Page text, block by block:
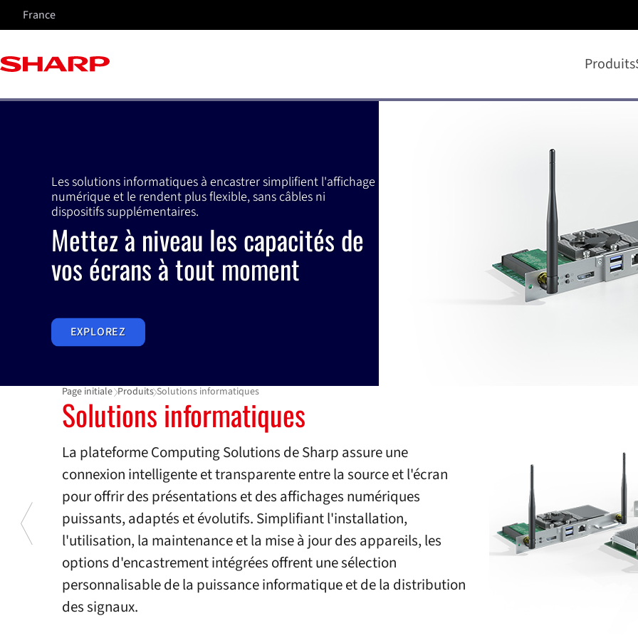
Produits
France
Les solutions informatiques à encastrer simplifient l'affichage
numérique et le rendent plus flexible, sans câbles ni
dispositifs supplémentaires.
Mettez à niveau les capacités de
vos écrans à tout moment
EXPLOREZ
Page initiale Produits Solutions informatiques
Solutions informatiques
Previous
Solutions informatiques
La plateforme Computing Solutions de Sharp assure une
connexion intelligente et transparente entre la source et l'écran
pour offrir des présentations et des affichages numériques
puissants, adaptés et évolutifs. Simplifiant l'installation,
l'utilisation, la maintenance et la mise à jour des appareils, les
options d'encastrement intégrées offrent une sélection
personnalisable de la puissance informatique et de la distribution
des signaux.